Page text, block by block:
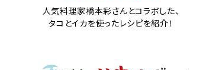
人気料理家橋本彩さんとコラボした、
タコとイカを使ったレシピを紹介！